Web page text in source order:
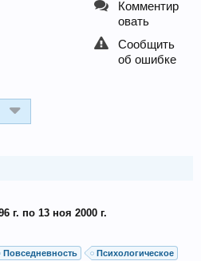
г. по 13 ноя 2000 г.
Повседневность
Психологическое